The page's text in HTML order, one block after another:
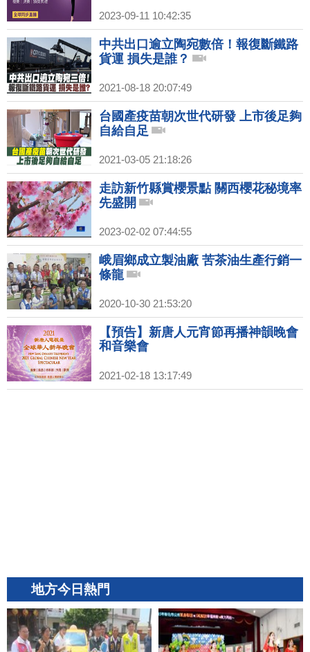
2023-09-11 10:42:35
中共出口逾立陶宛數倍！報復斷鐵路
貨運 損失是誰？
2021-08-18 20:07:49
台國產疫苗朝次世代研發 上市後足夠
自給自足
2021-03-05 21:18:26
走訪新竹縣賞櫻景點 關西櫻花秘境率
先盛開
2023-02-02 07:44:55
峨眉鄉成立製油廠 苦茶油生產行銷一
條龍
2020-10-30 21:53:20
【預告】新唐人元宵節再播神韻晚會
和音樂會
2021-02-18 13:17:49
地方今日熱門